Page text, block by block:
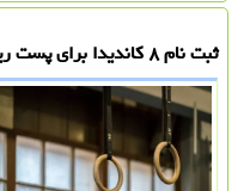
ثبت نام ۸ کاندیدا برای پست ریاست فدراسیون ژیمناستیک